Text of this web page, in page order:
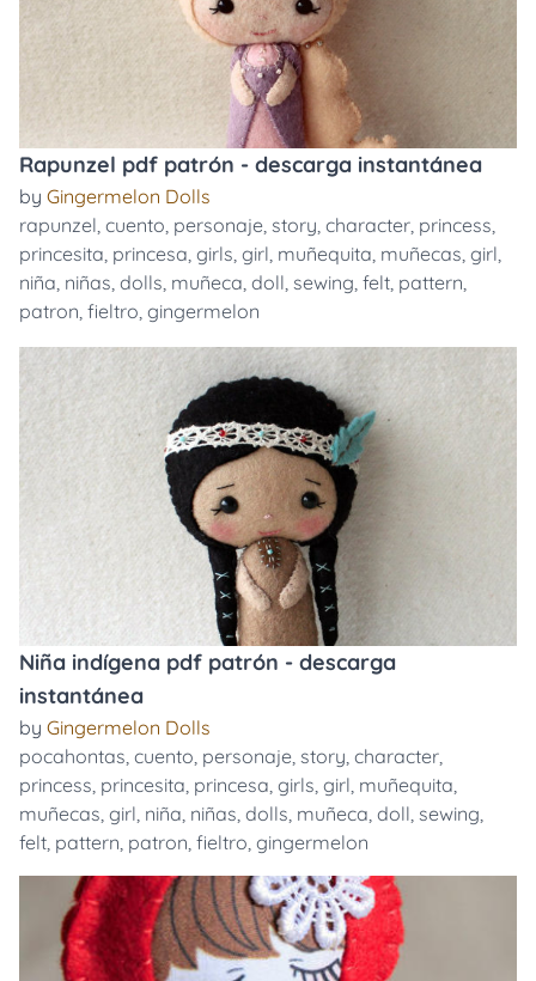
Rapunzel pdf patrón - descarga instantánea
by Gingermelon Dolls
rapunzel, cuento, personaje, story, character, princess,
princesita, princesa, girls, girl, muñequita, muñecas, girl,
niña, niñas, dolls, muñeca, doll, sewing, felt, pattern,
patron, fieltro, gingermelon
Niña indígena pdf patrón - descarga
instantánea
by Gingermelon Dolls
pocahontas, cuento, personaje, story, character,
princess, princesita, princesa, girls, girl, muñequita,
muñecas, girl, niña, niñas, dolls, muñeca, doll, sewing,
felt, pattern, patron, fieltro, gingermelon